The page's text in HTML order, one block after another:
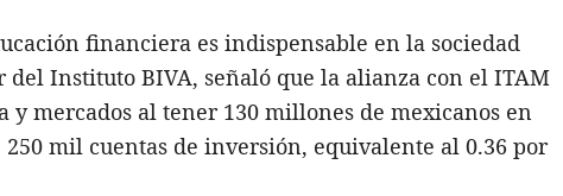
financiera es indispensable en la sociedad
Instituto BIVA, señaló que la alianza con el ITAM
y mercados al tener 130 millones de mexicanos en
mil cuentas de inversión, equivalente al 0.36 por